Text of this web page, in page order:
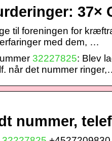
37×
til foreningen for
med dem, …
32227825: Blev
når det nummer
nummer,